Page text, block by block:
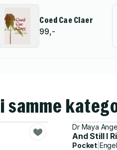
Coed Cae Claer
99,-
Dr Maya
And Still I
Pocket|